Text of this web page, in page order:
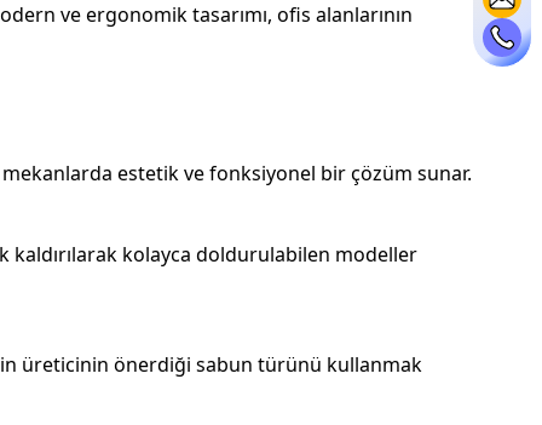
ve ergonomik tasarımı, ofis alanlarının
estetik ve fonksiyonel bir çözüm sunar.
kaldırılarak kolayca doldurulabilen modeller
üreticinin önerdiği sabun türünü kullanmak